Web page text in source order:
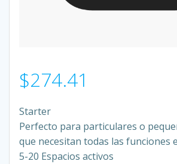
$274.41
Starter
Perfecto para particulares o
que necesitan todas las funciones
5-20 Espacios activos